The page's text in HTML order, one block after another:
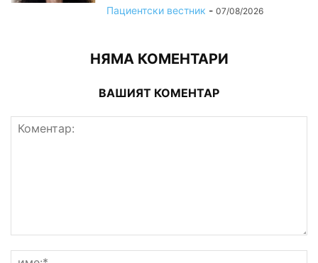
Пациентски вестник - 07/08/2026
НЯМА КОМЕНТАРИ
ВАШИЯТ КОМЕНТАР